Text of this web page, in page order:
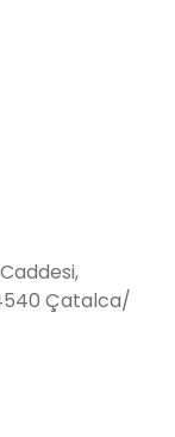
Çatalca/